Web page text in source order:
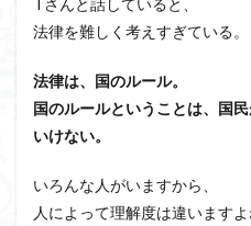
Tさんと話していると、
法律を難しく考えすぎている。
法律は、国のルール。
国のルールということは、国
いけない。
いろんな人がいますから、
人によって理解度は違いますよ